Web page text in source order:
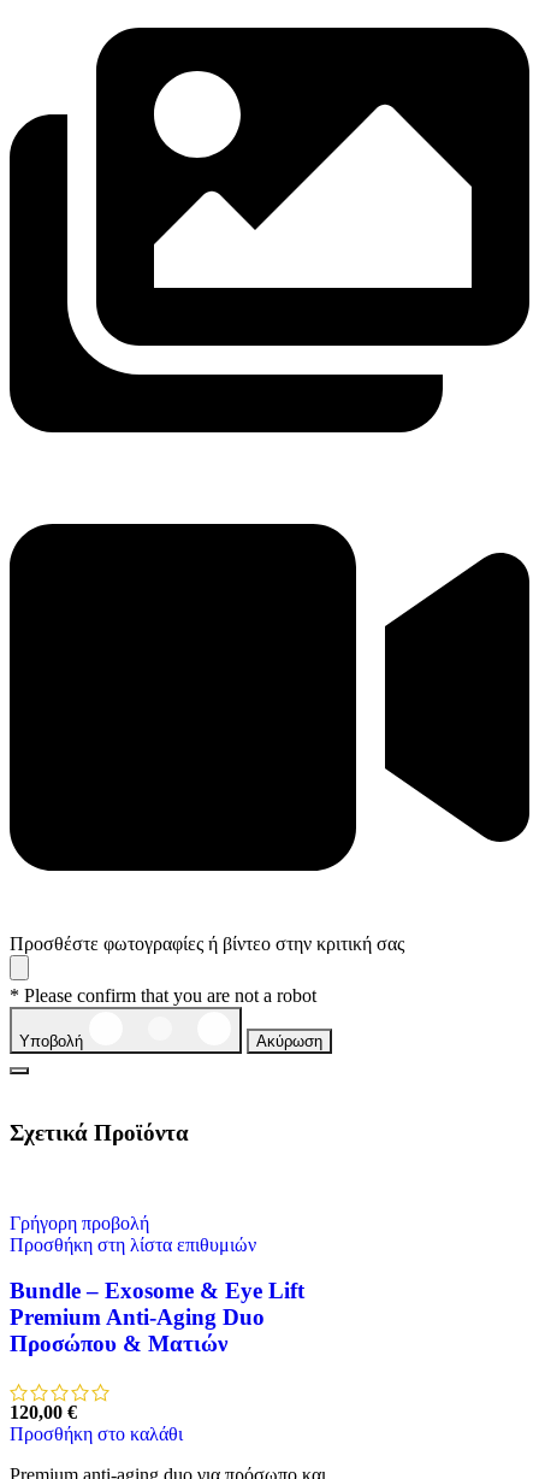
Προσθέστε φωτογραφίες ή βίντεο στην κριτική σας
* Please confirm that you are not a robot
Υποβολή Ακύρωση
Σχετικά Προϊόντα
Γρήγορη προβολή
Προσθήκη στη λίστα επιθυμιών
Bundle – Exosome & Eye Lift
Premium Anti-Aging Duo
Προσώπου & Ματιών
120,00 €
Προσθήκη στο καλάθι